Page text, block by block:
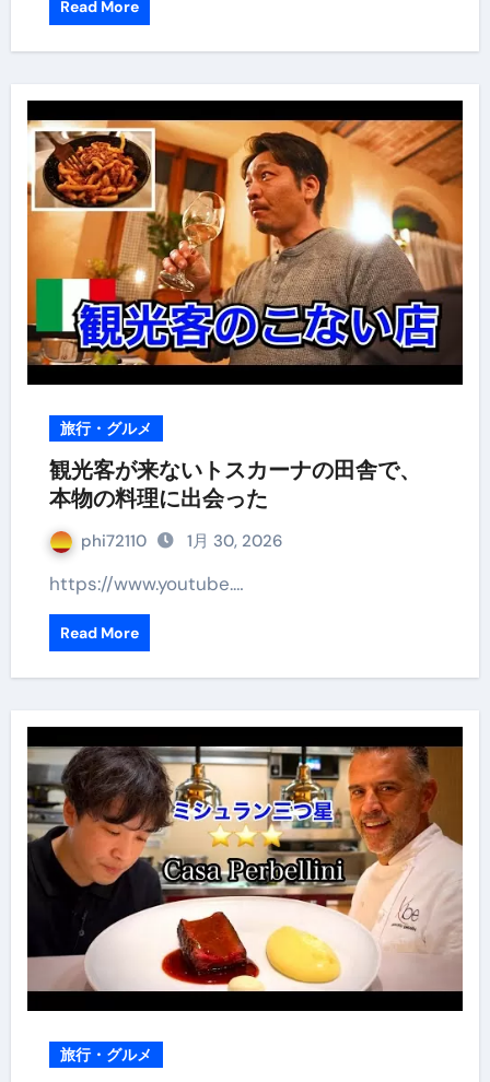
Read More
旅行・グルメ
観光客が来ないトスカーナの田舎で、
本物の料理に出会った
phi72110 1月 30, 2026
https://www.youtube.…
Read More
旅行・グルメ